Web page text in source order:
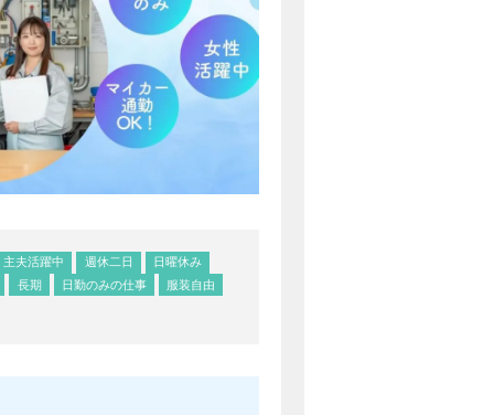
主夫活躍中 週休二日
日曜休み
長期
日勤のみの仕事 服装自由